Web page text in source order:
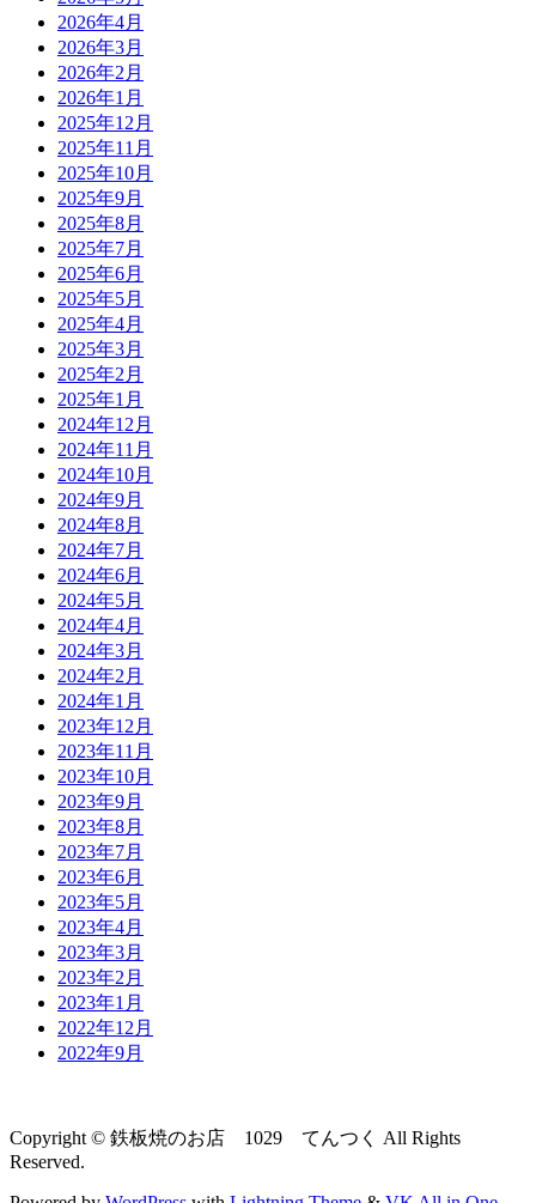
2026年4月
2026年3月
2026年2月
2026年1月
2025年12月
2025年11月
2025年10月
2025年9月
2025年8月
2025年7月
2025年6月
2025年5月
2025年4月
2025年3月
2025年2月
2025年1月
2024年12月
2024年11月
2024年10月
2024年9月
2024年8月
2024年7月
2024年6月
2024年5月
2024年4月
2024年3月
2024年2月
2024年1月
2023年12月
2023年11月
2023年10月
2023年9月
2023年8月
2023年7月
2023年6月
2023年5月
2023年4月
2023年3月
2023年2月
2023年1月
2022年12月
2022年9月
Copyright © 鉄板焼のお店 1029 てんつく All Rights
Reserved.